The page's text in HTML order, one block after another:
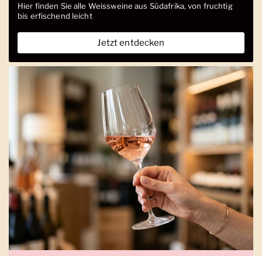
Hier finden Sie alle Weissweine aus Südafrika, von fruchtig
bis erfischend leicht
Jetzt entdecken